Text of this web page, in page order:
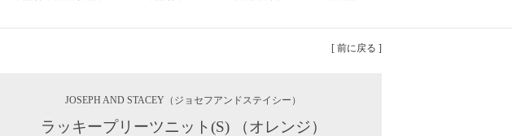
[ 前に戻る ]
JOSEPH AND STACEY （ジョセフアンドステイシー）
ラッキープリーツニット(S) （オレンジ）